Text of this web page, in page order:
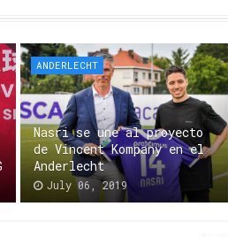
ANDERLECHT
Nasri se une al proyecto
de Vincent Kompany en el
Anderlecht
July 06, 2019